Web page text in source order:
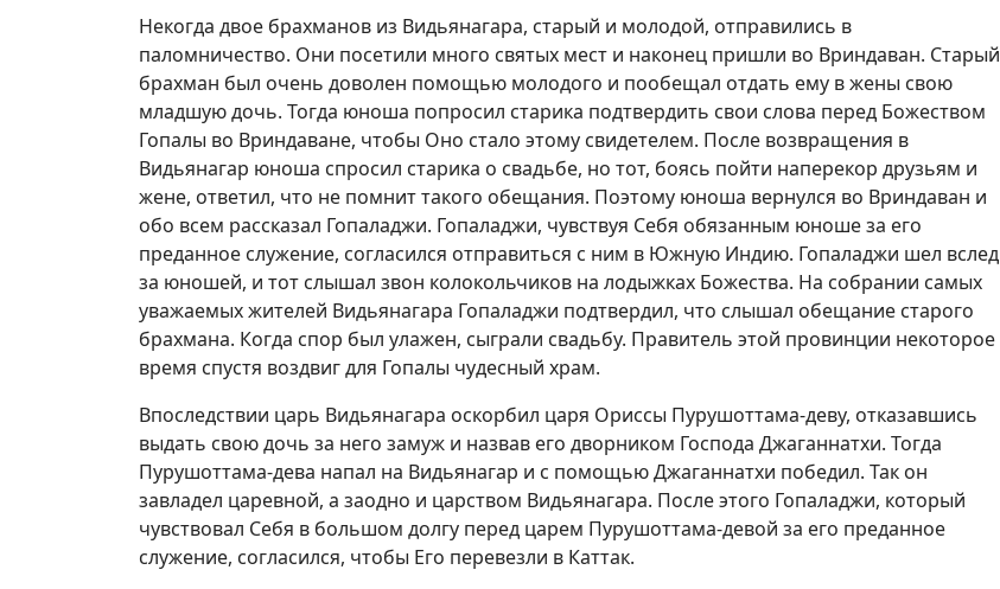
Некогда двое брахманов из Видьянагара, старый и молодой, отправились в
паломничество. Они посетили много святых мест и наконец пришли во Вриндаван. Старый
брахман был очень доволен помощью молодого и пообещал отдать ему в жены свою
младшую дочь. Тогда юноша попросил старика подтвердить свои слова перед Божеством
Гопалы во Вриндаване, чтобы Оно стало этому свидетелем. После возвращения в
Видьянагар юноша спросил старика о свадьбе, но тот, боясь пойти наперекор друзьям и
жене, ответил, что не помнит такого обещания. Поэтому юноша вернулся во Вриндаван и
обо всем рассказал Гопаладжи. Гопаладжи, чувствуя Себя обязанным юноше за его
преданное служение, согласился отправиться с ним в Южную Индию. Гопаладжи шел вслед
за юношей, и тот слышал звон колокольчиков на лодыжках Божества. На собрании самых
уважаемых жителей Видьянагара Гопаладжи подтвердил, что слышал обещание старого
брахмана. Когда спор был улажен, сыграли свадьбу. Правитель этой провинции некоторое
время спустя воздвиг для Гопалы чудесный храм.
Впоследствии царь Видьянагара оскорбил царя Ориссы Пурушоттама-деву, отказавшись
выдать свою дочь за него замуж и назвав его дворником Господа Джаганнатхи. Тогда
Пурушоттама-дева напал на Видьянагар и с помощью Джаганнатхи победил. Так он
завладел царевной, а заодно и царством Видьянагара. После этого Гопаладжи, который
чувствовал Себя в большом долгу перед царем Пурушоттама-девой за его преданное
служение, согласился, чтобы Его перевезли в Каттак.